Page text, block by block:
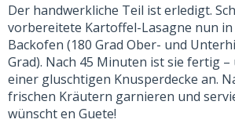
Der handwerkliche Teil ist erledigt.
vorbereitete Kartoffel-Lasagne nun
Backofen (180 Grad Ober- und
Grad). Nach 45 Minuten ist sie fertig –
einer gluschtigen Knusperdecke an.
frischen Kräutern garnieren und
wünscht en Guete!